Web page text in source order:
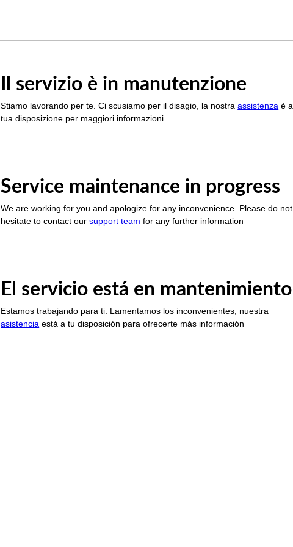
Il servizio è in manutenzione
Stiamo lavorando per te. Ci scusiamo per il disagio, la nostraassistenza è a
tua disposizione per maggiori informazioni
Service maintenance in progress
We are working for you and apologize for any inconvenience. Please do not
hesitate to contact oursupport team for any further information
El servicio está en mantenimiento
Estamos trabajando para ti. Lamentamos los inconvenientes, nuestra
asistencia está a tu disposición para ofrecerte más información